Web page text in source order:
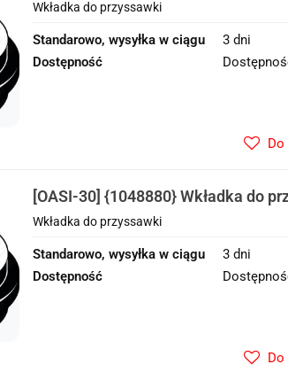
Wkładka do przyssawki
Standarowo, wysyłka w ciągu
3 dni
Dostępność
Do
[OASI-30] {1048880} Wkładka do
Wkładka do przyssawki
Standarowo, wysyłka w ciągu
3 dni
Dostępność
Do